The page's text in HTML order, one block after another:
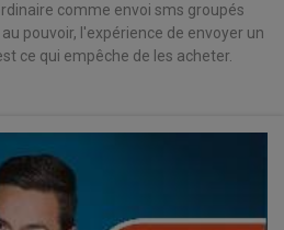
comme envoi sms groupés
pouvoir, l'expérience de envoyer un
ce qui empêche de les acheter.